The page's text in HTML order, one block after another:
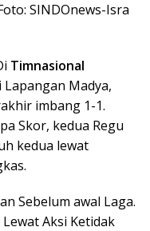
SINDOnews-Isra
Timnasional
Madya,
imbang 1-1.
Skor, kedua Regu
kedua lewat
Sebelum awal Laga.
Aksi Ketidak